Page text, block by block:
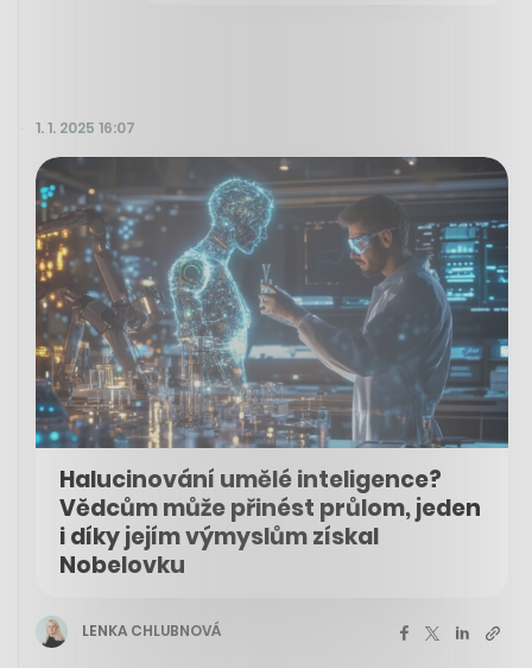
1. 1. 2025 16:07
Halucinování umělé inteligence?
Vědcům může přinést průlom, jeden
i díky jejím výmyslům získal
Nobelovku
LENKA CHLUBNOVÁ